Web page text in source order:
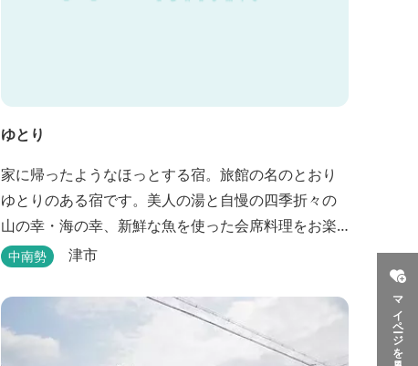
マイページを見る
ゆとり
家に帰ったようなほっとする宿。旅館の名のとおり
ゆとりのある宿です。美人の湯と自慢の四季折々の
山の幸・海の幸、新鮮な魚を使った会席料理をお楽
しみいただけます。
中南勢 津市